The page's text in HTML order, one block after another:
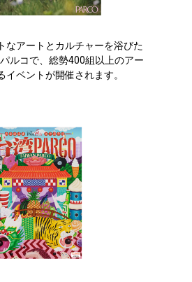
なアートとカルチャーを浴びた
ルコで、総勢400組以上のアー
イベントが開催されます。